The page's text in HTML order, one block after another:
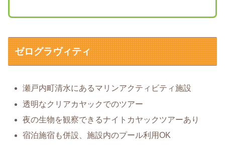
ゼログラヴィティ
瀬戸内町清水にあるマリンアクティビティ施設
透明なクリアカヤックでのツアー
夜の生物を観察できるナイトカヤックツアーあり
宿泊施宿も併設、施設内のプール利用OK